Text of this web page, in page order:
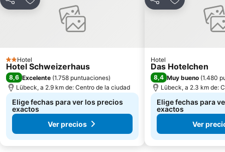
CompartirAgregar a favoritos
2 Estrellas
Hotel
Hotel Schweizerhaus
8,6 Excelente (1.758 puntuaciones)
Lübeck, a 2.9 km de: Centro de la ciudad
Elige fechas para ver los precios
exactos
Ver precios
CompartirAgregar a
Hotel
Das Hotelchen
8,4 Muy bueno (1.480
Lübeck, a 2.3 km de:
Elige fechas para
exactos
Ver